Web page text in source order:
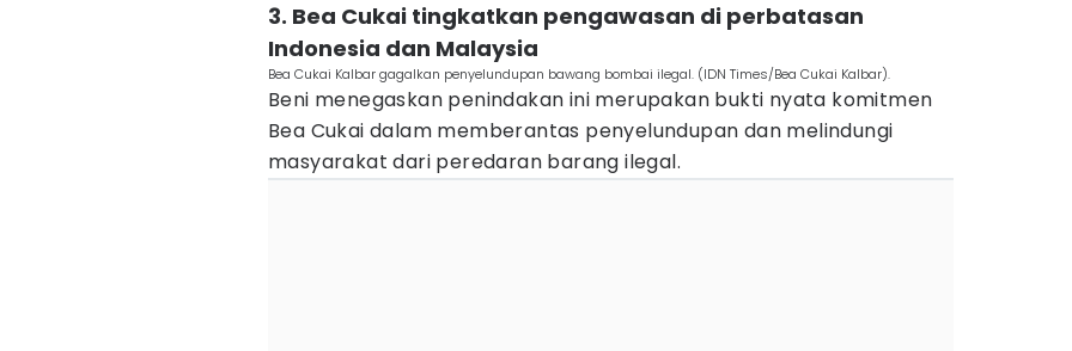
3. Bea Cukai tingkatkan pengawasan di perbatasan
Indonesia dan Malaysia
Bea Cukai Kalbar gagalkan penyelundupan bawang bombai ilegal. (IDN Times/Bea Cukai Kalbar).
Beni menegaskan penindakan ini merupakan bukti nyata komitmen
Bea Cukai dalam memberantas penyelundupan dan melindungi
masyarakat dari peredaran barang ilegal.